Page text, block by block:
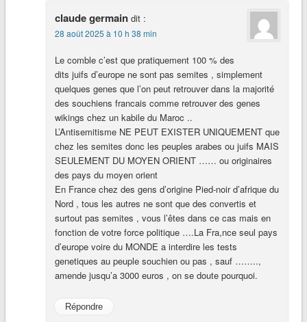
claude germain dit :
28 août 2025 à 10 h 38 min
Le comble c’est que pratiquement 100 % des
dits juifs d’europe ne sont pas semites , simplement
quelques genes que l’on peut retrouver dans la majorité
des souchiens francais comme retrouver des genes
wikings chez un kabile du Maroc ..
L’Antisemitisme NE PEUT EXISTER UNIQUEMENT que
chez les semites donc les peuples arabes ou juifs MAIS
SEULEMENT DU MOYEN ORIENT …… ou originaires
des pays du moyen orient
En France chez des gens d’origine Pied-noir d’afrique du
Nord , tous les autres ne sont que des convertis et
surtout pas semites , vous l’êtes dans ce cas mais en
fonction de votre force politique ….La Fra,nce seul pays
d’europe voire du MONDE a interdire les tests
genetiques au peuple souchien ou pas , sauf ……..,
amende jusqu’a 3000 euros , on se doute pourquoi.
Répondre